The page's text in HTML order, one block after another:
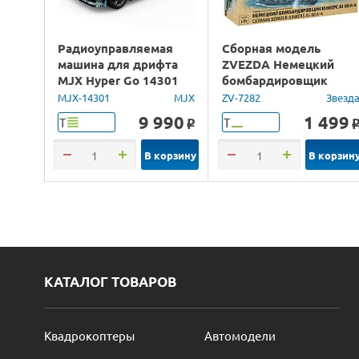
Радиоуправляемая
машина для дрифта
MJX Hyper Go 14301
Brushless 4WD 2.4G
LED 1/14 RTR
MJX-14301 MJX
Т 9 990 o
В корзину
Сборная модель
ZVEZDA Немецкий
бомбардировщик
Юнкерс Ju-88, 1/72
ZV-7282 Звезда
Т 1 499 o
В
КАТАЛОГ ТОВАРОВ
Квадрокоптеры
Автомодели